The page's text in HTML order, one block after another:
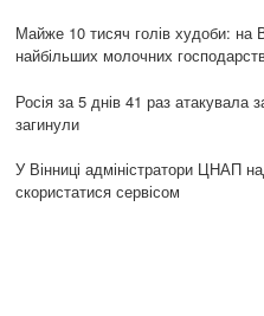
Майже 10 тисяч голів худоби: на
найбільших молочних
Росія за 5 днів 41 раз атакувала
загинули
У Вінниці адміністратори ЦНАП
скористатися сервісом